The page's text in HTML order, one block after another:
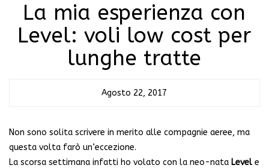
La mia esperienza con
Level: voli low cost per
lunghe tratte
Agosto 22, 2017
Non sono solita scrivere in merito alle compagnie aeree, ma
questa volta farò un’eccezione.
La scorsa settimana infatti ho volato con la neo-nata Level e